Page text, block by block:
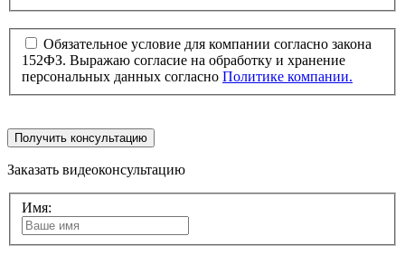
Обязательное условие для компании согласно закона
152ФЗ. Выражаю согласие на обработку и хранение
персональных данных согласно Политике компании.
Получить консультацию
Заказать видеоконсультацию
Имя: